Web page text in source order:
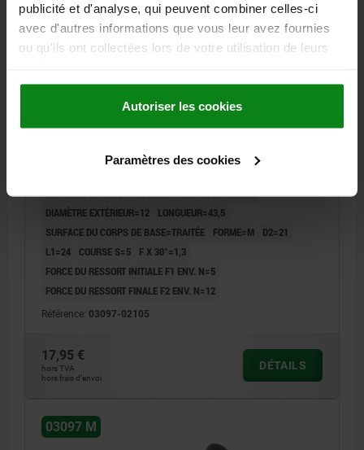
publicité et d'analyse, qui peuvent combiner celles-ci
avec d'autres informations que vous leur avez fournies
ou qu'ils ont collectées lors de votre utilisation de leurs
Autoriser les cookies
Paramètres des cookies
DOIGT D'INDEXAGE AVEC ENCOCHE D’ARRÊT T. 1,
FORME:M, ACIER INOX. TRAITÉE,
MATÉRIAU DU CORPS DE BASE=ACIER INOXYDABLE
DIAMÈTRE EXTÉRIEUR=12
LONGUEUR=43,5
SURFACE DU CORPS DE BASE=TRAITÉE
FORME=M
D2=21
L1=24
COURSE S=5
F X 30°=1,3
FORCE DU RESSORT INITIALE F1 ENV. N=5
FORCE DU RESSORT FINALE F2 ENV. N=12
Référence: 03097-02105
17,95 €
hors TVA
hors frais d’envoi
DÉTAILS
03097 M